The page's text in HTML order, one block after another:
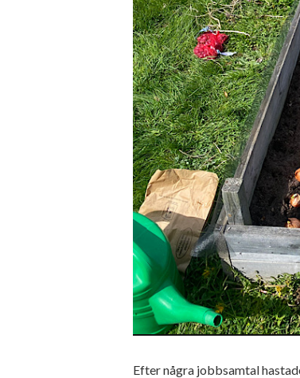
Efter några jobbsamtal